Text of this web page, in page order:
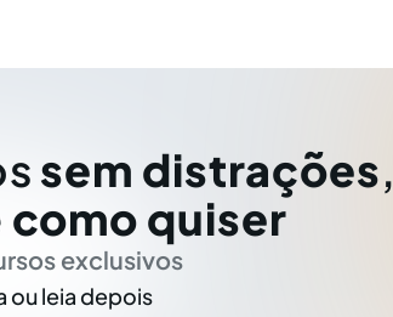
sem distrações,
como quiser
exclusivos
ou leia depois